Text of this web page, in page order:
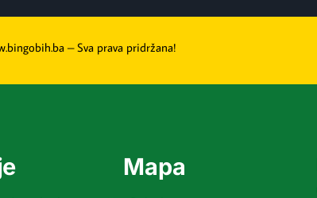
– Sva prava pridržana!
Mapa